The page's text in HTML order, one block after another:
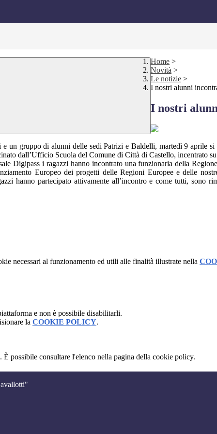
Home >
Novità >
Le notizie >
I nostri alunni
I nostri
un gruppo di alunni delle sedi Patrizi e Baldelli, martedì 9 aprile
dall’Ufficio Scuola del Comune di Città di Castello, incentrato
Digipass i ragazzi hanno incontrato una funzionaria della
Europeo dei progetti delle Regioni Europee e delle
hanno partecipato attivamente all’incontro e come tutti, sono
necessari al funzionamento ed utili alle finalità illustrate nella
e non è possibile disabilitarli.
la COOKIE POLICY.
possibile consultare l'elenco nella pagina della cookie policy.